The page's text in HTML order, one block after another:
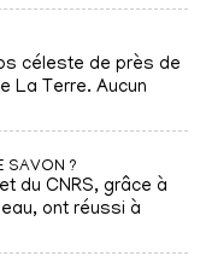
céleste de près de
La Terre. Aucun
SAVON ?
du CNRS, grâce à
ont réussi à